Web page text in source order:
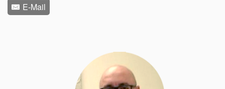
E-Mail